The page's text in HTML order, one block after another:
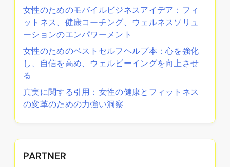
女性のためのモバイルビジネスアイデア：フィ
ットネス、健康コーチング、ウェルネスソリュ
ーションのエンパワーメント
女性のためのベストセルフヘルプ本：心を強化
し、自信を高め、ウェルビーイングを向上させ
る
真実に関する引用：女性の健康とフィットネス
の変革のための力強い洞察
PARTNER